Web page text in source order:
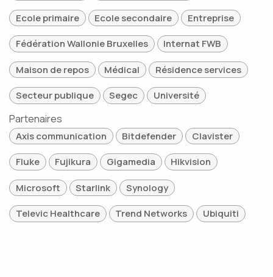
Ecole primaire Ecole secondaire Entreprise
Fédération Wallonie Bruxelles Internat FWB
Maison de repos Médical Résidence services
Secteur publique Segec Université
Partenaires
Axis communication Bitdefender Clavister
Fluke Fujikura Gigamedia Hikvision
Microsoft Starlink Synology
Televic Healthcare Trend Networks Ubiquiti